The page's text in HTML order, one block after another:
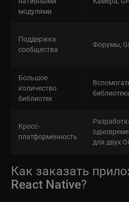
модулями
Поддержка
сообщества
Форумы,
Большое
количество
библиотек
Кросс-
платформенность
для двух
Как заказать
React Native?